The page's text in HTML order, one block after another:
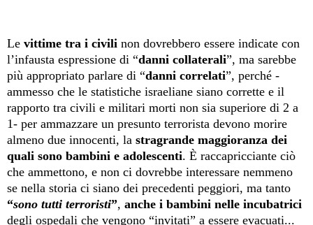
Le vittime tra i civili non dovrebbero essere indicate con
l’infausta espressione di “danni collaterali”, ma sarebbe
più appropriato parlare di “danni correlati”, perché -
ammesso che le statistiche israeliane siano corrette e il
rapporto tra civili e militari morti non sia superiore di 2 a
1- per ammazzare un presunto terrorista devono morire
almeno due innocenti, la stragrande maggioranza dei
quali sono bambini e adolescenti. È raccapricciante ciò
che ammettono, e non ci dovrebbe interessare nemmeno
se nella storia ci siano dei precedenti peggiori, ma tanto
“sono tutti terroristi”, anche i bambini nelle incubatrici
degli ospedali che vengono “invitati” a essere evacuati...